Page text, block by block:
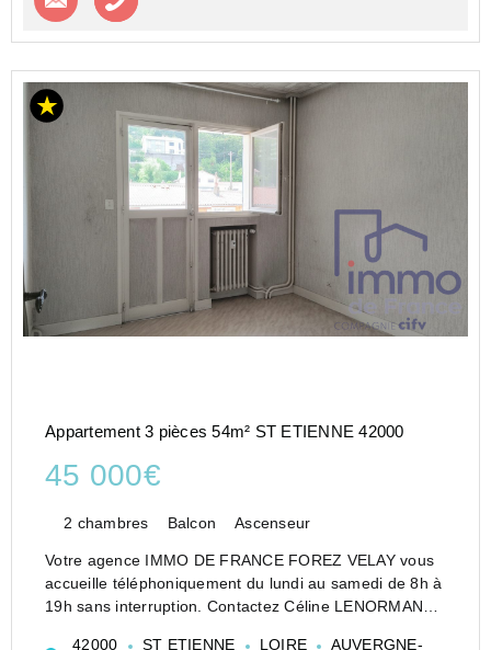
Appartement 3 pièces 54m² ST ETIENNE 42000
45 000€
2 chambres Balcon Ascenseur
Votre agence IMMO DE FRANCE FOREZ VELAY vous
accueille téléphoniquement du lundi au samedi de 8h à
19h sans interruption. Contactez Céline LENORMAND
42000 ST ETIENNE LOIRE
AUVERGNE-